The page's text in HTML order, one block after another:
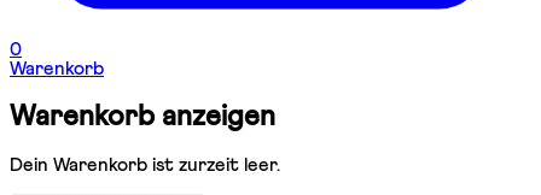
0
Warenkorb
Warenkorb anzeigen
Dein Warenkorb ist zurzeit leer.